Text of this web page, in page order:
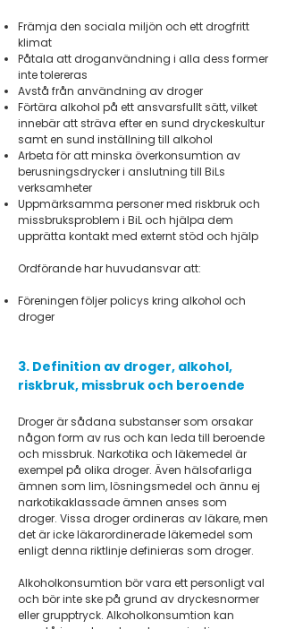
Främja den sociala miljön och ett drogfritt
klimat
Påtala att droganvändning i alla dess former
inte tolereras
Avstå från användning av droger
Förtära alkohol på ett ansvarsfullt sätt, vilket
innebär att sträva efter en sund dryckeskultur
samt en sund inställning till alkohol
Arbeta för att minska överkonsumtion av
berusningsdrycker i anslutning till BiLs
verksamheter
Uppmärksamma personer med riskbruk och
missbruksproblem i BiL och hjälpa dem
upprätta kontakt med externt stöd och hjälp
Ordförande har huvudansvar att:
Föreningen följer policys kring alkohol och
droger
3. Definition av droger, alkohol,
riskbruk, missbruk och beroende
Droger är sådana substanser som orsakar
någon form av rus och kan leda till beroende
och missbruk. Narkotika och läkemedel är
exempel på olika droger. Även hälsofarliga
ämnen som lim, lösningsmedel och ännu ej
narkotikaklassade ämnen anses som
droger. Vissa droger ordineras av läkare, men
det är icke läkarordinerade läkemedel som
enligt denna riktlinje definieras som droger.
Alkoholkonsumtion bör vara ett personligt val
och bör inte ske på grund av dryckesnormer
eller grupptryck. Alkoholkonsumtion kan